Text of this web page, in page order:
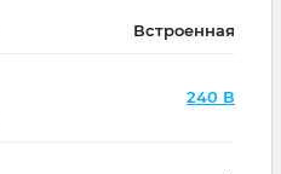
Встроенная
240 В